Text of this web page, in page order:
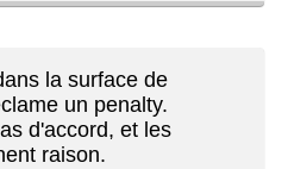
la surface de
un penalty.
d'accord, et les
raison.